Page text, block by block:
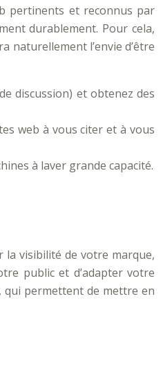
pertinents et reconnus par
durablement. Pour cela,
naturellement l’envie d’être
discussion) et obtenez des
web à vous citer et à vous
à laver grande capacité.
la visibilité de votre marque,
public et d’adapter votre
qui permettent de mettre en